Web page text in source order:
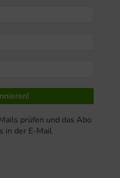
prüfen und das Abo
in der E-Mail